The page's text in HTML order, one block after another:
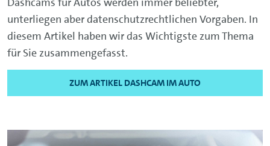
unterliegen aber datenschutzrechtlichen Vorgaben. In
diesem Artikel haben wir das Wichtigste zum Thema
für Sie zusammengefasst.
ZUM ARTIKEL DASHCAM IM AUTO